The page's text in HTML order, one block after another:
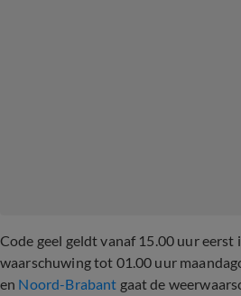
Code geel geldt vanaf 15.00 uur eerst
waarschuwing tot 01.00 uur
en Noord-Brabant gaat de